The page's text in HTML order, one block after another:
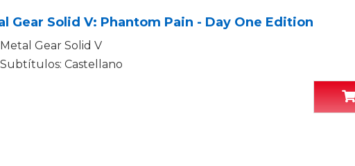
Gear Solid V: Phantom Pain - Day One Edition
Metal Gear Solid V
Subtítulos: Castellano